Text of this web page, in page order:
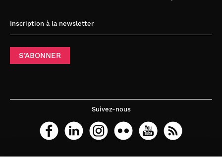
Inscription à la newsletter
S’ABONNER
Suivez-nous